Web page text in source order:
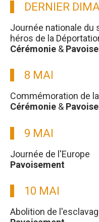
DERNIER
Journée nationale du
héros de la
Cérémonie &
8 MAI
Commémoration de
Cérémonie &
9 MAI
Journée de l'Europe
Pavoisement
10 MAI
Abolition de